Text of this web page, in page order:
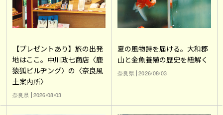
【プレゼントあり】旅の出発
地はここ。中川政七商店〈鹿
猿狐ビルヂング〉の〈奈良風
土案内所〉
奈良県 2026/08/03
夏の風物詩を届ける。大和郡
山と金魚養殖の歴史を紐解く
奈良県 2026/08/03